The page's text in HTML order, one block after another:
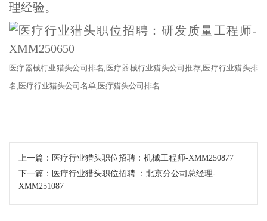
理经验。
医疗器械行业猎头公司排名 ,医疗器械行业猎头公司推荐,医疗行业猎头排
名 ,医疗行业猎头公司 名单,医疗猎头公司排名
上一篇： 医疗行业猎头职位招聘：机械工程师-XMM250877
下一篇： 医疗行业猎头职位招聘 ：北京分公司总经理-
XMM251087